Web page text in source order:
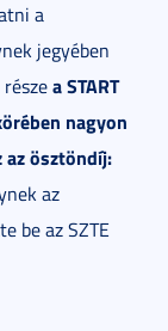
a
jegyében
a START
nagyon
az ösztöndíj:
az
be az SZTE